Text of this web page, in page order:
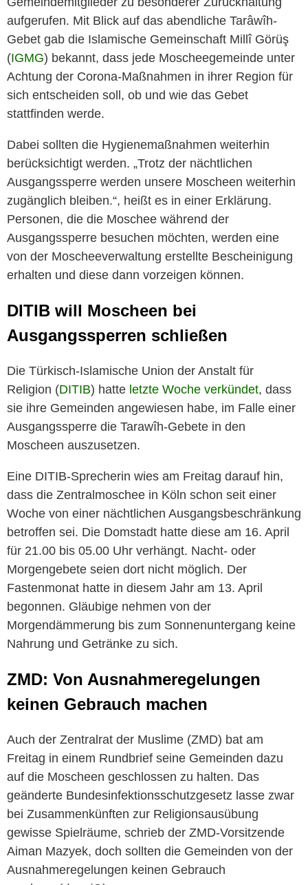
aufgerufen. Mit Blick auf das abendliche Tarâwîh-
Gebet gab die Islamische Gemeinschaft Millî Görüş
(IGMG) bekannt, dass jede Moscheegemeinde unter
Achtung der Corona-Maßnahmen in ihrer Region für
sich entscheiden soll, ob und wie das Gebet
stattfinden werde.
Dabei sollten die Hygienemaßnahmen weiterhin
berücksichtigt werden. „Trotz der nächtlichen
Ausgangssperre werden unsere Moscheen weiterhin
zugänglich bleiben.“, heißt es in einer Erklärung.
Personen, die die Moschee während der
Ausgangssperre besuchen möchten, werden eine
von der Moscheeverwaltung erstellte Bescheinigung
erhalten und diese dann vorzeigen können.
DITIB will Moscheen bei
Ausgangssperren schließen
Die Türkisch-Islamische Union der Anstalt für
Religion (DITIB) hatte letzte Woche verkündet, dass
sie ihre Gemeinden angewiesen habe, im Falle einer
Ausgangssperre die Tarawîh-Gebete in den
Moscheen auszusetzen.
Eine DITIB-Sprecherin wies am Freitag darauf hin,
dass die Zentralmoschee in Köln schon seit einer
Woche von einer nächtlichen Ausgangsbeschränkung
betroffen sei. Die Domstadt hatte diese am 16. April
für 21.00 bis 05.00 Uhr verhängt. Nacht- oder
Morgengebete seien dort nicht möglich. Der
Fastenmonat hatte in diesem Jahr am 13. April
begonnen. Gläubige nehmen von der
Morgendämmerung bis zum Sonnenuntergang keine
Nahrung und Getränke zu sich.
ZMD: Von Ausnahmeregelungen
keinen Gebrauch machen
Auch der Zentralrat der Muslime (ZMD) bat am
Freitag in einem Rundbrief seine Gemeinden dazu
auf die Moscheen geschlossen zu halten. Das
geänderte Bundesinfektionsschutzgesetz lasse zwar
bei Zusammenkünften zur Religionsausübung
gewisse Spielräume, schrieb der ZMD-Vorsitzende
Aiman Mazyek, doch sollten die Gemeinden von der
Ausnahmeregelungen keinen Gebrauch